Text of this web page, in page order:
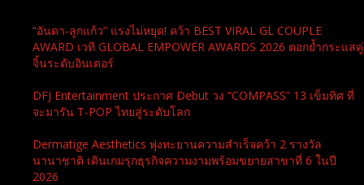
“อันดา-ลูกแก้ว” แรงไม่หยุด! คว้า BEST VIRAL GL COUPLE
AWARD เวที GLOBAL EMPOWER AWARDS 2026 ตอกย้ำกระแสคู่
จิ้นระดับอินเตอร์
DFJ Entertainment ประกาศ Debut วง “COMPASS” 13 เข็มทิศ ที่
จะมารัน T-POP ไทยสู่ระดับโลก
Dermatige Aesthetics พุ่งทะยานความสำเร็จคว้า 2 รางวัล
นานาชาติ เดินเกมรุกธุรกิจความงามพร้อมขยายสาขาที่ 6 ในปี
2026